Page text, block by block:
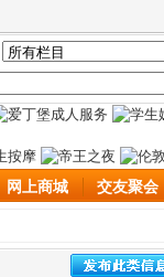
网上商城 交友聚会